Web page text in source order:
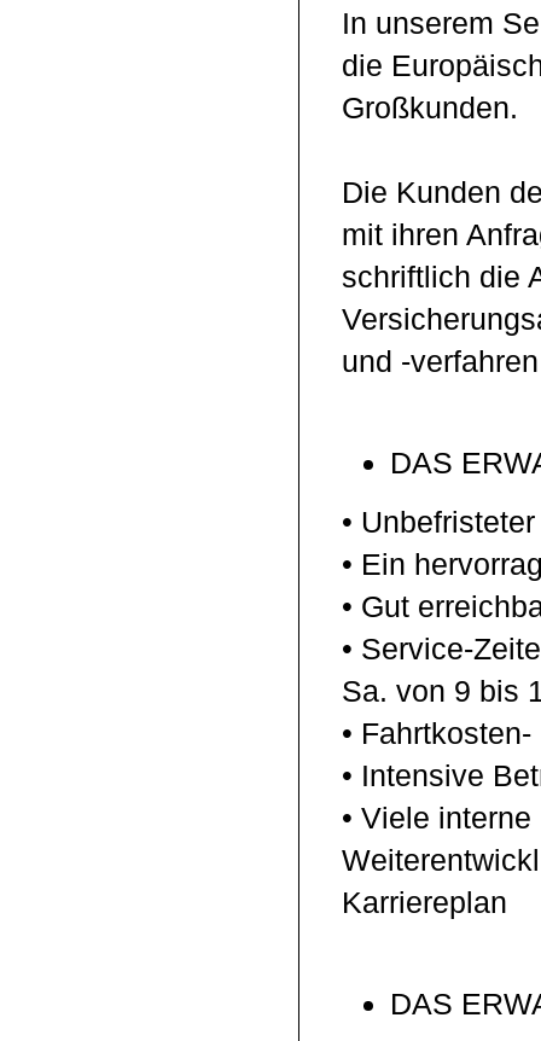
In unserem
die
Großkunden.
Die Kunden
mit ihren
schriftlich die
und -
DAS
•
• Ein
• Gut
• Service-
Sa. von 9 bis
•
• Intensive
• Viele
Karriereplan
DAS